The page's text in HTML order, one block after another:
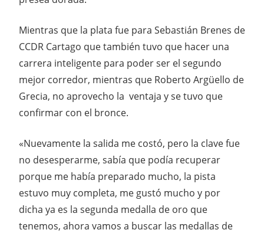
Mientras que la plata fue para Sebastián Brenes de
CCDR Cartago que también tuvo que hacer una
carrera inteligente para poder ser el segundo
mejor corredor, mientras que Roberto Argüello de
Grecia, no aprovecho la ventaja y se tuvo que
confirmar con el bronce.
«Nuevamente la salida me costó, pero la clave fue
no desesperarme, sabía que podía recuperar
porque me había preparado mucho, la pista
estuvo muy completa, me gustó mucho y por
dicha ya es la segunda medalla de oro que
tenemos, ahora vamos a buscar las medallas de